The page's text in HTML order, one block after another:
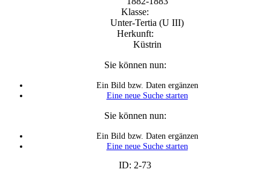
Klasse:
Unter-Tertia (U III)
Herkunft:
Küstrin
Sie können nun:
Ein Bild bzw. Daten ergänzen
Eine neue Suche starten
Sie können nun:
Ein Bild bzw. Daten ergänzen
Eine neue Suche starten
ID: 2-73